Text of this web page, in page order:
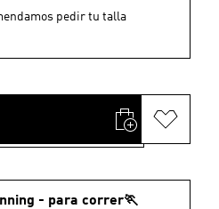
pedir tu talla
- para correr🏃